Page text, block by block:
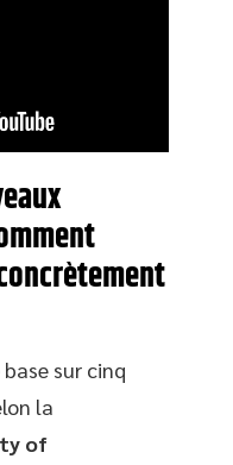
sur cinq
la
of